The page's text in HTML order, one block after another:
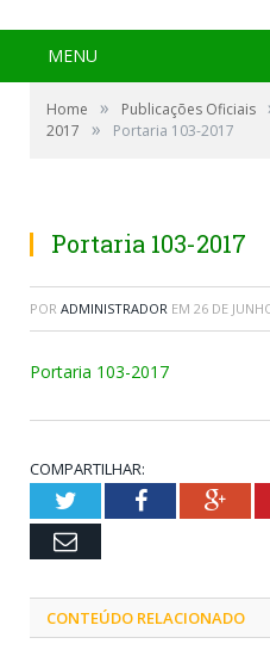
MENU
Home » Publicações Oficiais
2017
» Portaria 103-2017
Portaria 103-2017
POR ADMINISTRADOR EM 26 DE
Portaria 103-2017
COMPARTILHAR:
TwitterFacebook
Email
CONTEÚDO RELACIONADO